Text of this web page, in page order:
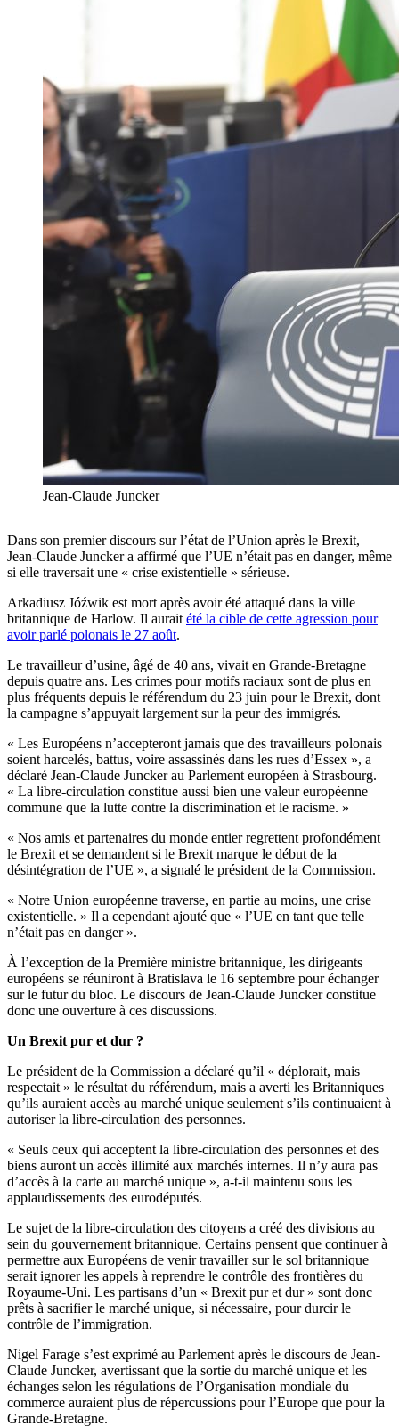
Jean-Claude Juncker
Dans son premier discours sur l’état de l’Union après le Brexit,
Jean-Claude Juncker a affirmé que l’UE n’était pas en danger, même
si elle traversait une « crise existentielle » sérieuse.
Arkadiusz Jóźwik est mort après avoir été attaqué dans la ville
britannique de Harlow. Il aurait été la cible de cette agression pour
avoir parlé polonais le 27 août.
Le travailleur d’usine, âgé de 40 ans, vivait en Grande-Bretagne
depuis quatre ans. Les crimes pour motifs raciaux sont de plus en
plus fréquents depuis le référendum du 23 juin pour le Brexit, dont
la campagne s’appuyait largement sur la peur des immigrés.
« Les Européens n’accepteront jamais que des travailleurs polonais
soient harcelés, battus, voire assassinés dans les rues d’Essex », a
déclaré Jean-Claude Juncker au Parlement européen à Strasbourg.
« La libre-circulation constitue aussi bien une valeur européenne
commune que la lutte contre la discrimination et le racisme. »
« Nos amis et partenaires du monde entier regrettent profondément
le Brexit et se demandent si le Brexit marque le début de la
désintégration de l’UE », a signalé le président de la Commission.
« Notre Union européenne traverse, en partie au moins, une crise
existentielle. » Il a cependant ajouté que « l’UE en tant que telle
n’était pas en danger ».
À l’exception de la Première ministre britannique, les dirigeants
européens se réuniront à Bratislava le 16 septembre pour échanger
sur le futur du bloc. Le discours de Jean-Claude Juncker constitue
donc une ouverture à ces discussions.
Un Brexit pur et dur ?
Le président de la Commission a déclaré qu’il « déplorait, mais
respectait » le résultat du référendum, mais a averti les Britanniques
qu’ils auraient accès au marché unique seulement s’ils continuaient à
autoriser la libre-circulation des personnes.
« Seuls ceux qui acceptent la libre-circulation des personnes et des
biens auront un accès illimité aux marchés internes. Il n’y aura pas
d’accès à la carte au marché unique », a-t-il maintenu sous les
applaudissements des eurodéputés.
Le sujet de la libre-circulation des citoyens a créé des divisions au
sein du gouvernement britannique. Certains pensent que continuer à
permettre aux Européens de venir travailler sur le sol britannique
serait ignorer les appels à reprendre le contrôle des frontières du
Royaume-Uni. Les partisans d’un « Brexit pur et dur » sont donc
prêts à sacrifier le marché unique, si nécessaire, pour durcir le
contrôle de l’immigration.
Nigel Farage s’est exprimé au Parlement après le discours de Jean-
Claude Juncker, avertissant que la sortie du marché unique et les
échanges selon les régulations de l’Organisation mondiale du
commerce auraient plus de répercussions pour l’Europe que pour la
Grande-Bretagne.